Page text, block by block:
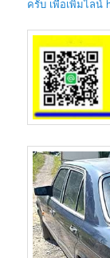
ครับ เพื่อเพิ่มไลน์